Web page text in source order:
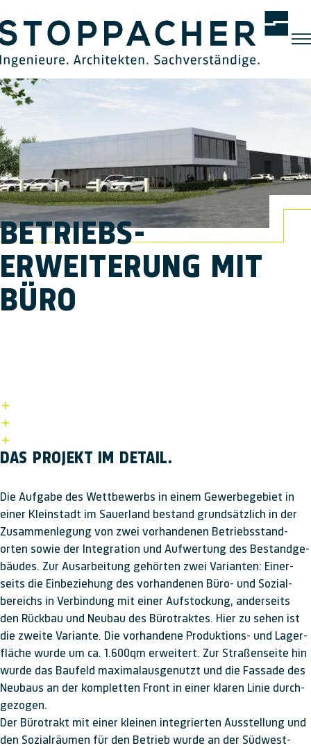
BETRIEBS­
ERWEITERUNG MIT
BÜRO
DAS PROJEKT IM DETAIL.
Die Aufgabe des Wettbewerbs in einem Gewerbe­gebiet in
einer Klein­stadt im Sauer­land be­stand grund­sätzlich in der
Zusammen­legung von zwei vor­hand­enen Betriebs­stand­
orten sowie der Inte­gration und Auf­wertung des Be­stand­ge­
bäudes. Zur Aus­ar­beitung ge­hörten zwei Vari­anten: Einer­
seits die Ein­bezieh­ung des vor­handenen Büro- und Sozial­
bereichs in Ver­bin­dung mit einer Auf­stock­ung, ander­seits
den Rück­bau und Neu­bau des Büro­traktes. Hier zu sehen ist
die zweite Vari­ante. Die vor­handene Produk­tions- und Lager­
fläche wurde um ca. 1.600qm er­weitert. Zur Straßen­seite hin
wurde das Bau­feld maximal­aus­ge­nutzt und die Fassade des
Neu­baus an der kom­pletten Front in einer klaren Linie durch­
ge­zogen.
Der Bürotrakt mit einer kleinen inte­grierten Aus­stellung und
den Sozial­räumen für den Betrieb wurde an der Süd­west­